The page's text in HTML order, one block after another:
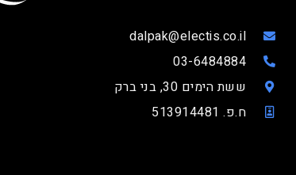
dalpak@electis.co.il
03-6484884
ששת הימים 30, בני ברק
ח.פ. 513914481